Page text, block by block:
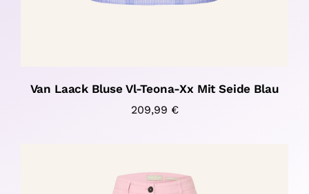
Van Laack Bluse Vl-Teona-Xx Mit Seide Blau
209,99 €